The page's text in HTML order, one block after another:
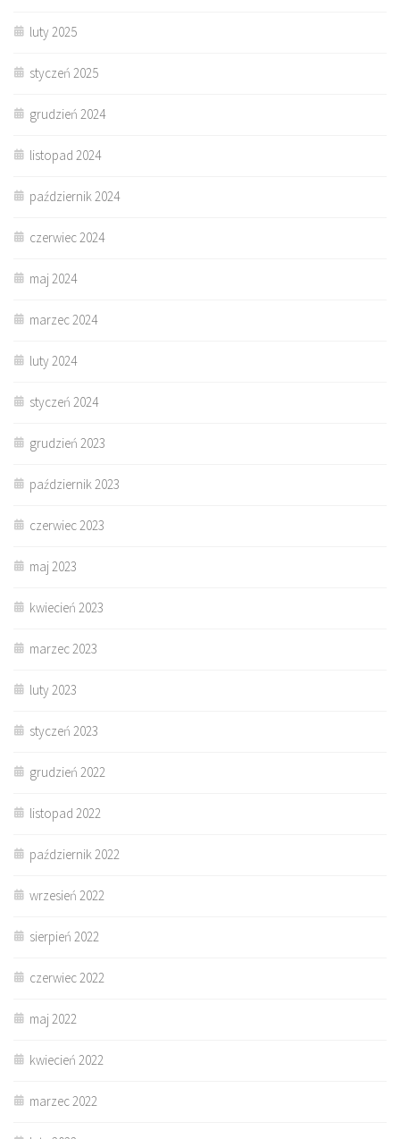
luty 2025
styczeń 2025
grudzień 2024
listopad 2024
październik 2024
czerwiec 2024
maj 2024
marzec 2024
luty 2024
styczeń 2024
grudzień 2023
październik 2023
czerwiec 2023
maj 2023
kwiecień 2023
marzec 2023
luty 2023
styczeń 2023
grudzień 2022
listopad 2022
październik 2022
wrzesień 2022
sierpień 2022
czerwiec 2022
maj 2022
kwiecień 2022
marzec 2022